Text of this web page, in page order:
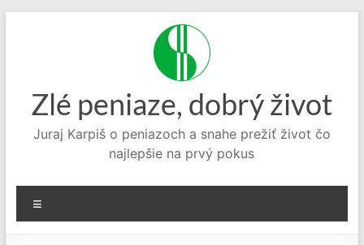
Zlé peniaze, dobrý život
Juraj Karpiš o peniazoch a snahe prežiť život čo
najlepšie na prvý pokus